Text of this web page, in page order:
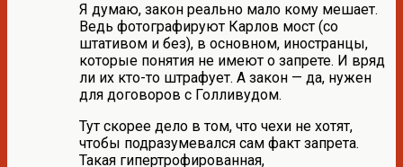
Я думаю, закон реально мало кому мешает.
Ведь фотографируют Карлов мост (со
штативом и без), в основном, иностранцы,
которые понятия не имеют о запрете. И вряд
ли их кто-то штрафует. А закон — да, нужен
для договоров с Голливудом.
Тут скорее дело в том, что чехи не хотят,
чтобы подразумевался сам факт запрета.
Такая гипертрофированная,